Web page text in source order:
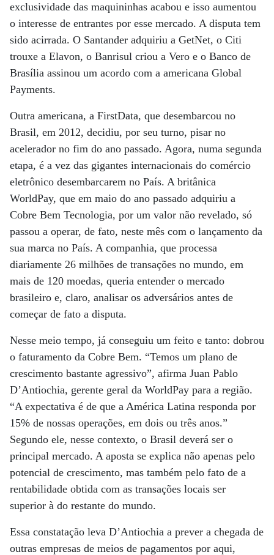
exclusividade das maquininhas acabou e isso aumentou
o interesse de entrantes por esse mercado. A disputa tem
sido acirrada. O Santander adquiriu a GetNet, o Citi
trouxe a Elavon, o Banrisul criou a Vero e o Banco de
Brasília assinou um acordo com a americana Global
Payments.
Outra americana, a FirstData, que desembarcou no
Brasil, em 2012, decidiu, por seu turno, pisar no
acelerador no fim do ano passado. Agora, numa segunda
etapa, é a vez das gigantes internacionais do comércio
eletrônico desembarcarem no País. A britânica
WorldPay, que em maio do ano passado adquiriu a
Cobre Bem Tecnologia, por um valor não revelado, só
passou a operar, de fato, neste mês com o lançamento da
sua marca no País. A companhia, que processa
diariamente 26 milhões de transações no mundo, em
mais de 120 moedas, queria entender o mercado
brasileiro e, claro, analisar os adversários antes de
começar de fato a disputa.
Nesse meio tempo, já conseguiu um feito e tanto: dobrou
o faturamento da Cobre Bem. “Temos um plano de
crescimento bastante agressivo”, afirma Juan Pablo
D’Antiochia, gerente geral da WorldPay para a região.
“A expectativa é de que a América Latina responda por
15% de nossas operações, em dois ou três anos.”
Segundo ele, nesse contexto, o Brasil deverá ser o
principal mercado. A aposta se explica não apenas pelo
potencial de crescimento, mas também pelo fato de a
rentabilidade obtida com as transações locais ser
superior à do restante do mundo.
Essa constatação leva D’Antiochia a prever a chegada de
outras empresas de meios de pagamentos por aqui,